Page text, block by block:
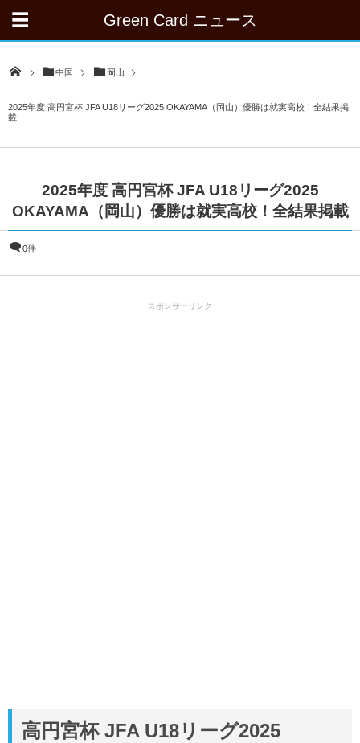
Green Card ニュース
中国 岡山
2025年度 高円宮杯 JFA U18リーグ2025 OKAYAMA（岡山）優勝は就実高校！全結果掲
載
2025年度 高円宮杯 JFA U18リーグ2025
OKAYAMA（岡山）優勝は就実高校！全結果掲載
0件
スポンサーリンク
高円宮杯 JFA U18リーグ2025